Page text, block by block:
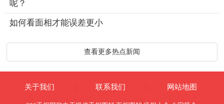
呢？
如何看面相才能误差更小
查看更多热点新闻
关于我们 联系我们 网站地图